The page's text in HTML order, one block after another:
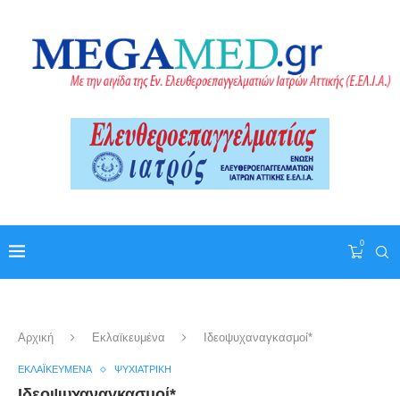
0
Αρχική Εκλαϊκευμένα Ιδεοψυχαναγκασμοί*
ΕΚΛΑΪΚΕΥΜΈΝΑ ΨΥΧΙΑΤΡΙΚΉ